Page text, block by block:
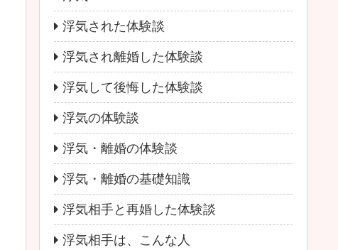
浮気された体験談
浮気され離婚した体験談
浮気して後悔した体験談
浮気の体験談
浮気・離婚の体験談
浮気・離婚の基礎知識
浮気相手と再婚した体験談
浮気相手は、こんな人